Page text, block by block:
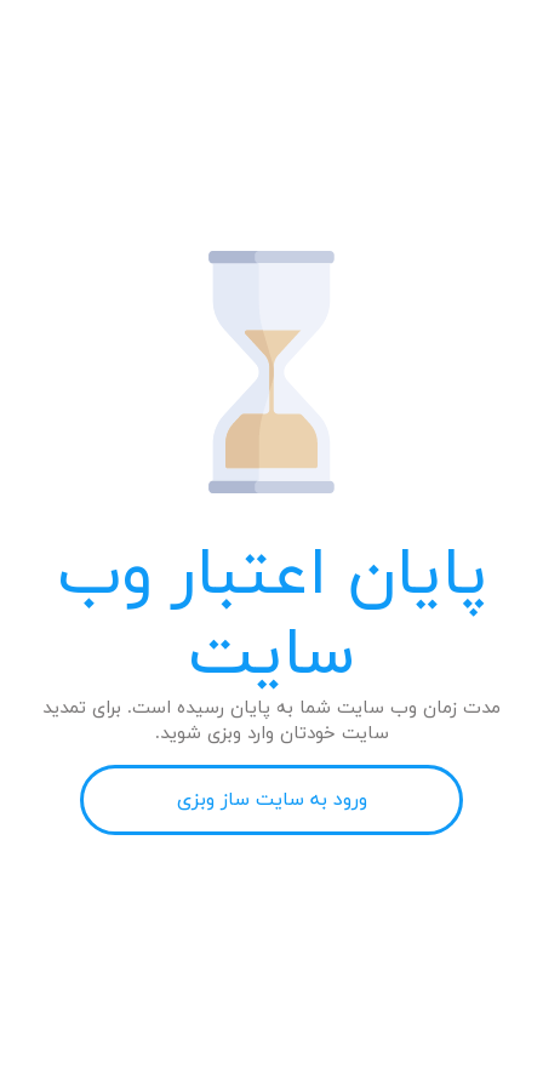
پایان اعتبار وب
سایت
مدت زمان وب سایت شما به پایان رسیده است. برای تمدید
سایت خودتان وارد وبزی شوید.
ورود به سایت ساز وبزی